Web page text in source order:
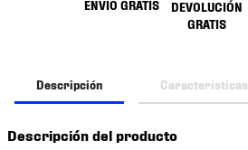
ENVÍO GRATIS
DEVOLUCIÓN
GRATIS
Descripción Características
Descripción del producto